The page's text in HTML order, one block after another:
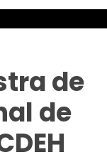
de
de